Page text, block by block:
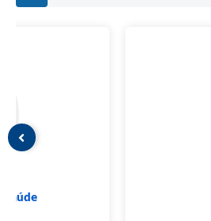
Leandro Tittelmaier